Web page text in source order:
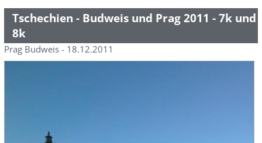
Tschechien - Budweis und Prag 2011 - 7k und
8k
Prag Budweis - 18.12.2011